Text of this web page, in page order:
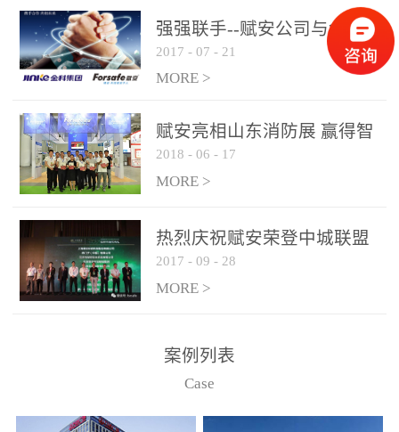
是针对这种高大空间建筑
物的消防设施、设备通过
现场图像的实时获取、预
处理和特征提取分析，实
现火焰的跟踪和识别。能
更早的进行预警，达到早
报早防的效果。 系统构
成示意图： 图像型火灾
和监控端两大部分组成。
两者之间通过以太网相
联，一台监控主机最多可
从监控主机上获取，最多
只能接6台，超过的需从现
强强联手--赋安公司与金科
集团达成战略合作协议
2017 - 07 - 21
MORE >
赋安亮相山东消防展 赢得智
慧消防新荣耀
2018 - 06 - 17
MORE >
热烈庆祝赋安荣登中城联盟
联合采购战略合作平台
2017 - 09 - 28
MORE >
案例列表
Case